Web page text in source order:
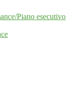
Piano esecutivo